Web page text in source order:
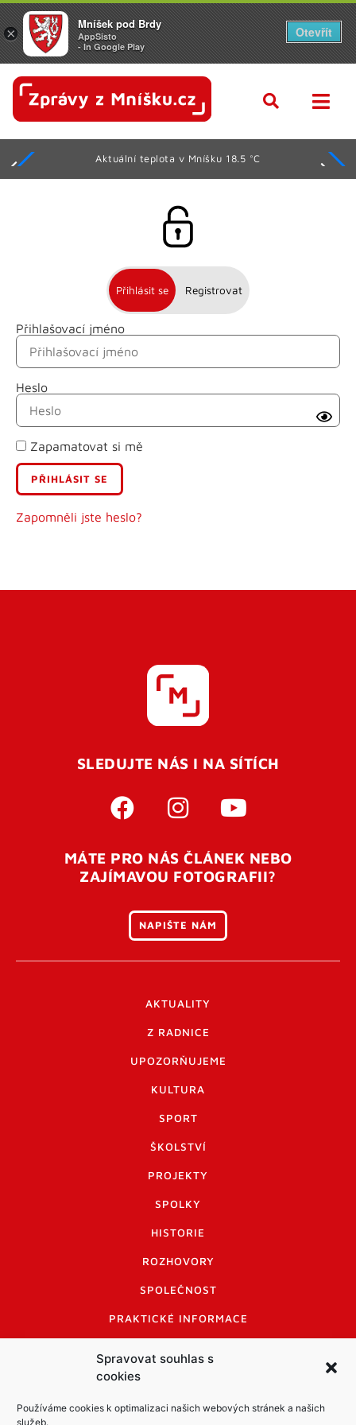
Spravovat souhlas s
cookies
Používáme cookies k optimalizaci našich webových stránek a našich
služeb.
Aktuální teplota v Mníšku 18.5 °C
Přihlásit se Registrovat
Přihlašovací jméno
Heslo
Zapamatovat si mě
Zapomněli jste heslo?
Jméno
Příjmení
E-mail
Uživatelské jméno
Pro úspěšné dokončení registrace je potřeba
vaší e-mailovouadresu. Po úspěšném odeslání
otevření tohoto odkazu se váš účet ověří a můžete se
přihlásit. Nezapomeňte zkontrolovat složku SPAM ve
SLEDUJTE NÁS I NA SÍTÍCH
MÁTE PRO NÁS ČLÁNEK NEBO
ZAJÍMAVOU FOTOGRAFII?
NAPIŠTE NÁM
AKTUALITY
Z RADNICE
UPOZORŇUJEME
KULTURA
SPORT
ŠKOLSTVÍ
PROJEKTY
SPOLKY
HISTORIE
ROZHOVORY
SPOLEČNOST
PRAKTICKÉ INFORMACE
INFORMACE A KODEX DISKUTUJÍCÍCH
LOGO A LOGO MANUÁL
×
Mníšek pod Brdy
AppSisto
- In Google Play
Otevřít